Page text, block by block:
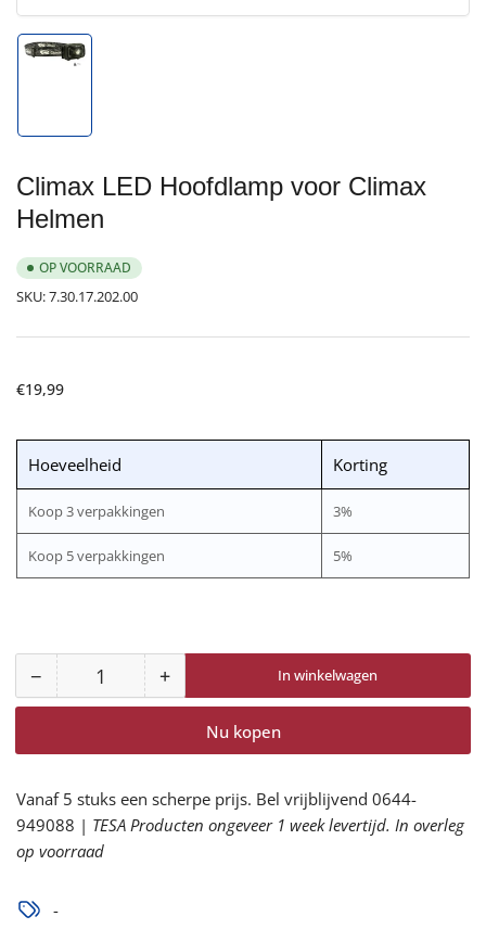
in
Climax LED Hoofdlamp voor Climax
Helmen
OP VOORRAAD
SKU:7.30.17.202.00
Normale
€19,99
Hoeveelheid Korting
Koop 3 verpakkingen 3%
Koop 5 verpakkingen 5%
−Aantal
voor
Hoofdlamp
voor
Climax
verlagen
Aantal +Aantal
voor
Climax
Hoofdlamp
voor
Climax
In winkelwagen
Nu kopen
Vanaf 5 stuks een scherpe prijs. Bel vrijblijvend 0644-
949088 | TESA Producten ongeveer 1 week levertijd. In overleg
op voorraad
-